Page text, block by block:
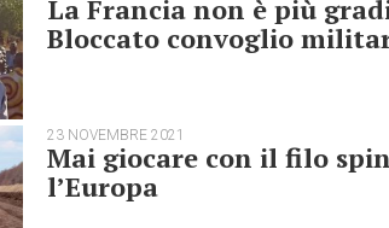
La Francia non è più
Bloccato convoglio
23 NOVEMBRE 2021
Mai giocare con il filo
l’Europa